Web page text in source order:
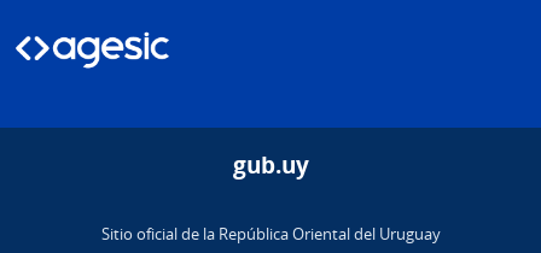
gub.uy
Sitio oficial de la República Oriental del Uruguay